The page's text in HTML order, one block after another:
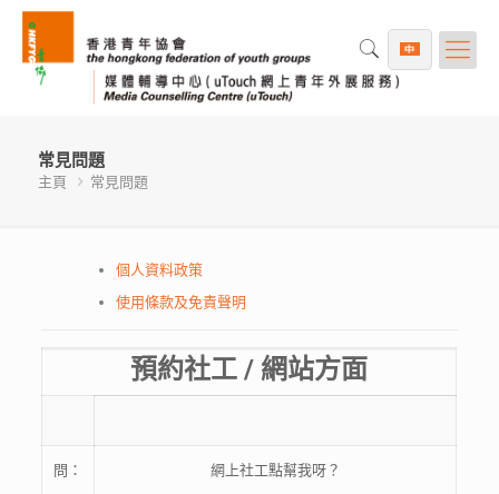
常見問題
主頁 常見問題
個人資料政策
使用條款及免責聲明
預約社工 / 網站方面
問： 網上社工點幫我呀？